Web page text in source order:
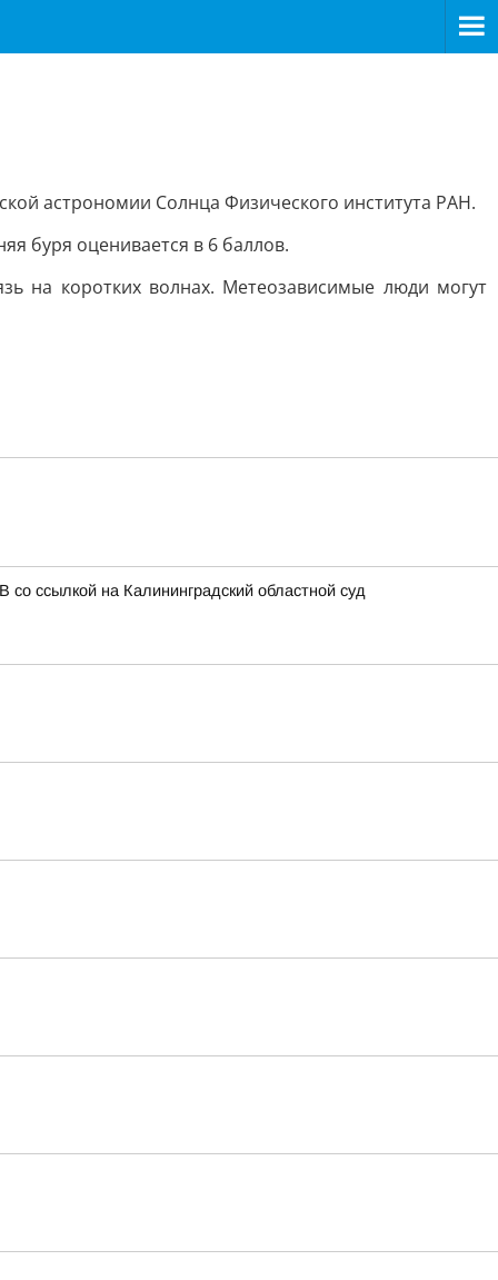
астрономии Солнца Физического института РАН.
буря оценивается в 6 баллов.
на коротких волнах. Метеозависимые люди могут
ссылкой на Калининградский областной суд